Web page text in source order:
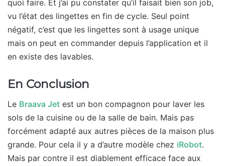
quoi faire. Et j’ai pu constater qu’il faisait bien son job,
vu l’état des lingettes en fin de cycle. Seul point
négatif, c’est que les lingettes sont à usage unique
mais on peut en commander depuis l’application et il
en existe des lavables.
En Conclusion
Le Braava Jet est un bon compagnon pour laver les
sols de la cuisine ou de la salle de bain. Mais pas
forcément adapté aux autres pièces de la maison plus
grande. Pour cela il y a d’autre modèle chez iRobot.
Mais par contre il est diablement efficace face aux